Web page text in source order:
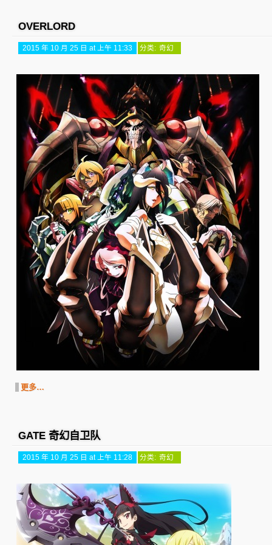
OVERLORD
2015 年 10 月 25 日 at 上午 11:33 分类: 奇幻
更多…
GATE 奇幻自卫队
2015 年 10 月 25 日 at 上午 11:28 分类: 奇幻